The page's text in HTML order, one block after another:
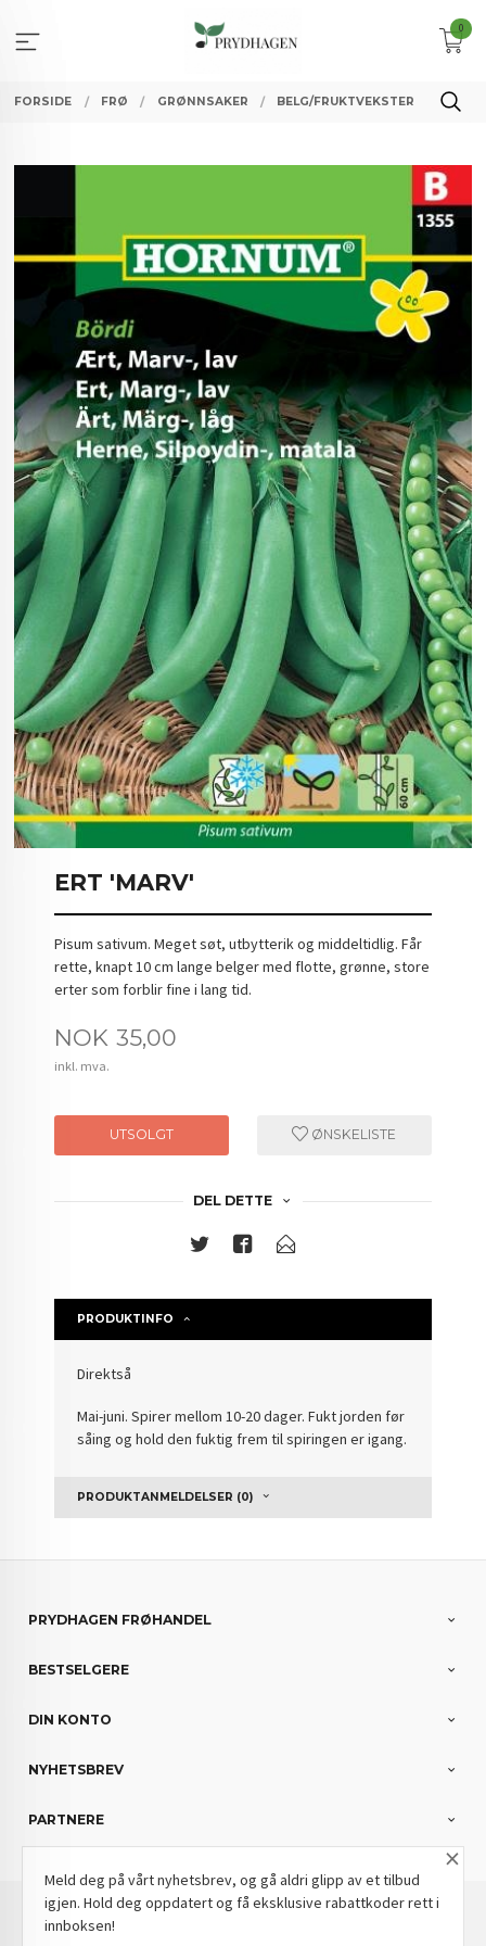
innholdet
0
FORSIDE FRØ GRØNNSAKER BELG/FRUKTVEKSTER
ERT 'MARV'
Pisum sativum. Meget søt, utbytterik og middeltidlig. Får
rette, knapt 10 cm lange belger med flotte, grønne, store
erter som forblir fine i lang tid.
Pris
NOK 35,00
inkl. mva.
UTSOLGT ØNSKELISTE
DEL DETTE
PRODUKTINFO
Direktså
Mai-juni. Spirer mellom 10-20 dager. Fukt jorden før
såing og hold den fuktig frem til spiringen er igang.
PRODUKTANMELDELSER (0)
PRYDHAGEN FRØHANDEL
BESTSELGERE
DIN KONTO
NYHETSBREV
PARTNERE
Norwegian
×
Meld deg på vårt nyhetsbrev, og gå aldri glipp av et tilbud
igjen. Hold deg oppdatert og få eksklusive rabattkoder rett i
innboksen!